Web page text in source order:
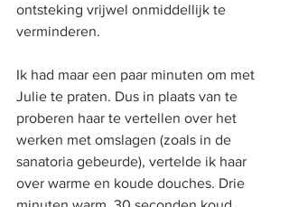
ontsteking vrijwel onmiddellijk te
verminderen.
Ik had maar een paar minuten om met
Julie te praten. Dus in plaats van te
proberen haar te vertellen over het
werken met omslagen (zoals in de
sanatoria gebeurde), vertelde ik haar
over warme en koude douches. Drie